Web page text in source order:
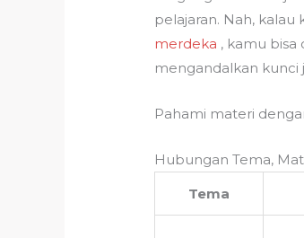
pelajaran. Nah, kalau
merdeka , kamu bisa
mengandalkan kunci
Pahami materi
Hubungan Tema,
Tema